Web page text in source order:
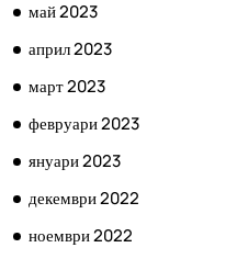
май 2023
април 2023
март 2023
февруари 2023
януари 2023
декември 2022
ноември 2022